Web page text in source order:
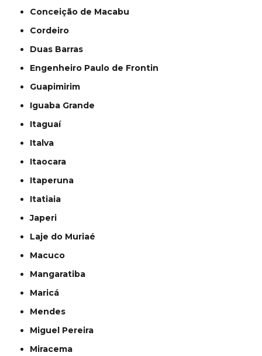
Conceição de Macabu
Cordeiro
Duas Barras
Engenheiro Paulo de Frontin
Guapimirim
Iguaba Grande
Itaguaí
Italva
Itaocara
Itaperuna
Itatiaia
Japeri
Laje do Muriaé
Macuco
Mangaratiba
Maricá
Mendes
Miguel Pereira
Miracema